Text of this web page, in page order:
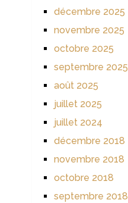
décembre 2025
novembre 2025
octobre 2025
septembre 2025
août 2025
juillet 2025
juillet 2024
décembre 2018
novembre 2018
octobre 2018
septembre 2018